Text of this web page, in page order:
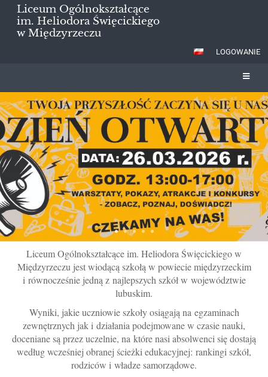
Liceum Ogólnokształcące
im. Heliodora Święcickiego
w Międzyrzeczu
LOGOWANIE
Strona
główna
Liceum Ogólnokształcące im. Heliodora Święcickiego w
Międzyrzeczu jest wiodącą szkołą w powiecie międzyrzeckim
i równocześnie jedną z najlepszych szkół w województwie
lubuskim.
Wyniki, jakie uczniowie szkoły osiągają na egzaminach
zewnętrznych jak i działania podejmowane w czasie nauki,
doceniane są przez uczelnie, na które nasi absolwenci się dostają
według wcześniej obranej ścieżki edukacyjnej: rankingi szkół,
rodziców i władze samorządowe.